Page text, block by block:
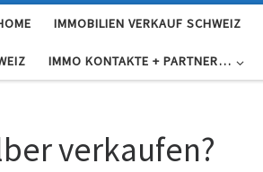
IMMOBILIEN VERKAUF SCHWEIZ
IMMO KONTAKTE + PARTNER…
verkaufen?